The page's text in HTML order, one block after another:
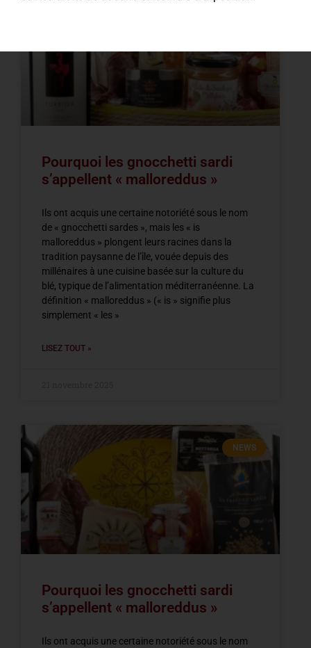
Pourquoi les gnocchetti sardi
s’appellent « malloreddus »
Ils ont acquis une certaine notoriété sous le nom
de « gnocchetti sardes », mais les « is
malloreddus » plongent leurs racines dans la
tradition paysanne de l’île, vouée depuis des
millénaires à une cuisine basée sur la culture du
blé, typique de l’alimentation méditerranéenne. La
définition « malloreddus » (« is » signifie plus
simplement « les »
LISEZ TOUT »
NEWS
Pourquoi les gnocchetti sardi
s’appellent « malloreddus »
Ils ont acquis une certaine notoriété sous le nom